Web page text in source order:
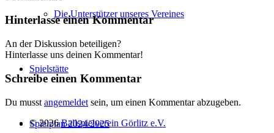
Die Unterstützer unseres Vereines
Spielstätte
Spielplan 2024/2025
Hinterlasse einen Kommentar
An der Diskussion beteiligen?
Hinterlasse uns deinen Kommentar!
Schreibe einen Kommentar
Du musst angemeldet sein, um einen Kommentar abzugeben.
© 2026Ballspielverein Görlitz e.V.